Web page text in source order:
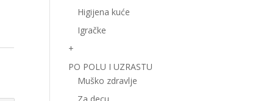
Higijena kuće
Igračke
+
PO POLU I UZRASTU
Muško zdravlje